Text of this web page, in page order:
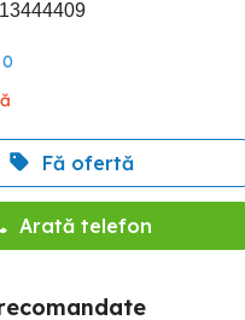
0
Fă ofertă
Arată telefon